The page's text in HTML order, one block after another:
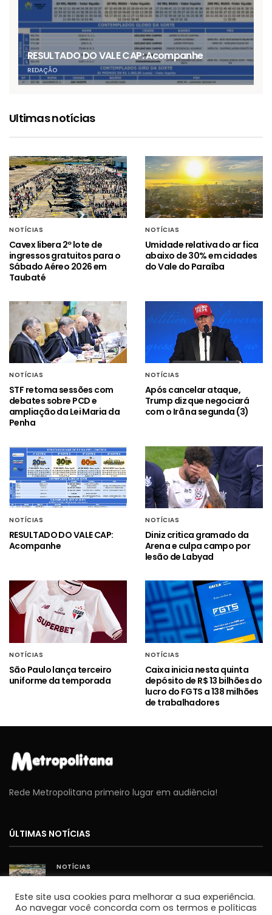
RESULTADO DO VALE CAP: Acompanhe
REDAÇÃO
Ultimas notícias
NOTÍCIAS
Cavex libera 2º lote de
ingressos gratuitos para o
Sábado Aéreo 2026 em
Taubaté
NOTÍCIAS
Umidade relativa do ar fica
abaixo de 30% em cidades
do Vale do Paraíba
NOTÍCIAS
STF retoma sessões com
debates sobre PCD e
ampliação da Lei Maria da
Penha
NOTÍCIAS
Após cancelar ataque,
Trump diz que negociará
com o Irã na segunda (3)
NOTÍCIAS
RESULTADO DO VALE CAP:
Acompanhe
NOTÍCIAS
Diniz critica gramado da
Arena e culpa campo por
lesão de Labyad
NOTÍCIAS
São Paulo lança terceiro
uniforme da temporada
NOTÍCIAS
Caixa inicia nesta quinta
depósito de R$ 13 bilhões do
lucro do FGTS a 138 milhões
de trabalhadores
Rede Metropolitana primeiro lugar em audiência!
ÚLTIMAS NOTÍCIAS
NOTÍCIAS
Cavex libera 2º lote de ingressos gratuitos para o
JORNALISMO
Este site usa cookies para melhorar a sua experiência.
Ao navegar você concorda com os termos e políticas